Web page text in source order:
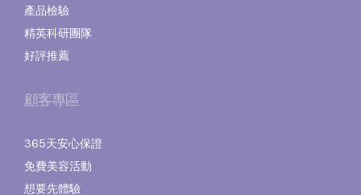
產品檢驗
精英科研團隊
好評推薦
顧客專區
365天安心保證
免費美容活動
想要先體驗